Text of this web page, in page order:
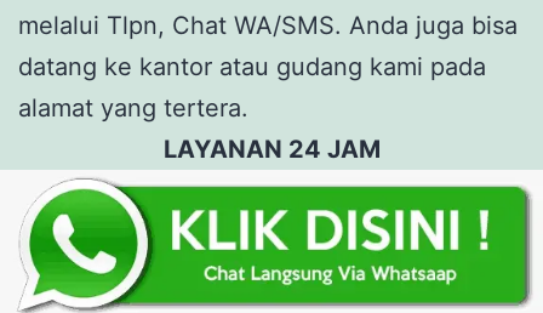
melalui Tlpn, Chat WA/SMS. Anda juga bisa
datang ke kantor atau gudang kami pada
alamat yang tertera.
LAYANAN 24 JAM